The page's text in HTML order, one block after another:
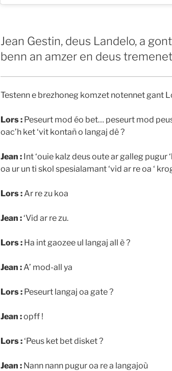
Jean Gestin, deus Landelo, a
benn an amzer en deus
Testenn e brezhoneg komzet notennet gant
Lors : Peseurt mod éo bet… peseurt mod
oac’h ket ‘vit kontañ o langaj dê ?
Jean : Int ‘ouie kalz deus oute ar galleg pugur
oa ur un ti skol spesialamant ‘vid ar re oa ‘
Lors : Ar re zu koa
Jean :‘Vid ar re zu.
Lors : Ha int gaozee ul langaj all è ?
Jean : A’ mod-all ya
Lors : Peseurt langaj oa gate ?
Jean :opff !
Lors :‘Peus ket bet disket ?
Jean : Nann nann pugur oa re a langajoù